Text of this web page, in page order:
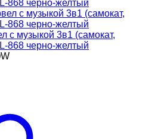
с музыкой 3в1 (самокат,
868 черно-желтый